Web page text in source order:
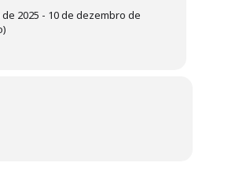
2025 - 10 de dezembro de